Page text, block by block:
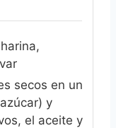
secos en un
y
el aceite y